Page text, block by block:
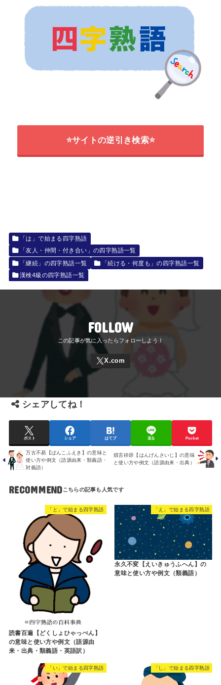
⭐サイトの逆引き検索⭐
「は」で始まる四字熟語
「友人・仲間・付き合い」の四字熟語一覧
「継続」の四字熟語一覧
「続ける・何度も」の四字熟語一覧
漢検4級の四字熟語一覧
FOLLOW
シェアしてね！
ポスト シェア はてブ 送る Pocket
万古不易【ばんこふえき】の意味と
使い方や例文（語源由来・類義語・
対義語）
煩言砕辞【はんげんさいじ】の意味
と使い方や例文（語源由来・出典）
RECOMMEND
「と」で始まる四字熟語
読書百遍【どくしょひゃっぺん】
の意味と使い方や例文（語源由
来・出典・類義語・英語訳）
「え」で始まる四字熟語
永久不変【えいきゅうふへん】の
意味と使い方や例文（類義語）
「い」で始まる四字熟語 「し」で始まる四字熟語